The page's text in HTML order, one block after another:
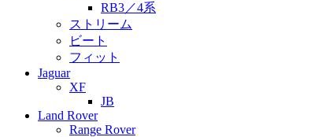
RB3／4系
ストリーム
ビート
フィット
Jaguar
XF
JB
Land Rover
Range Rover